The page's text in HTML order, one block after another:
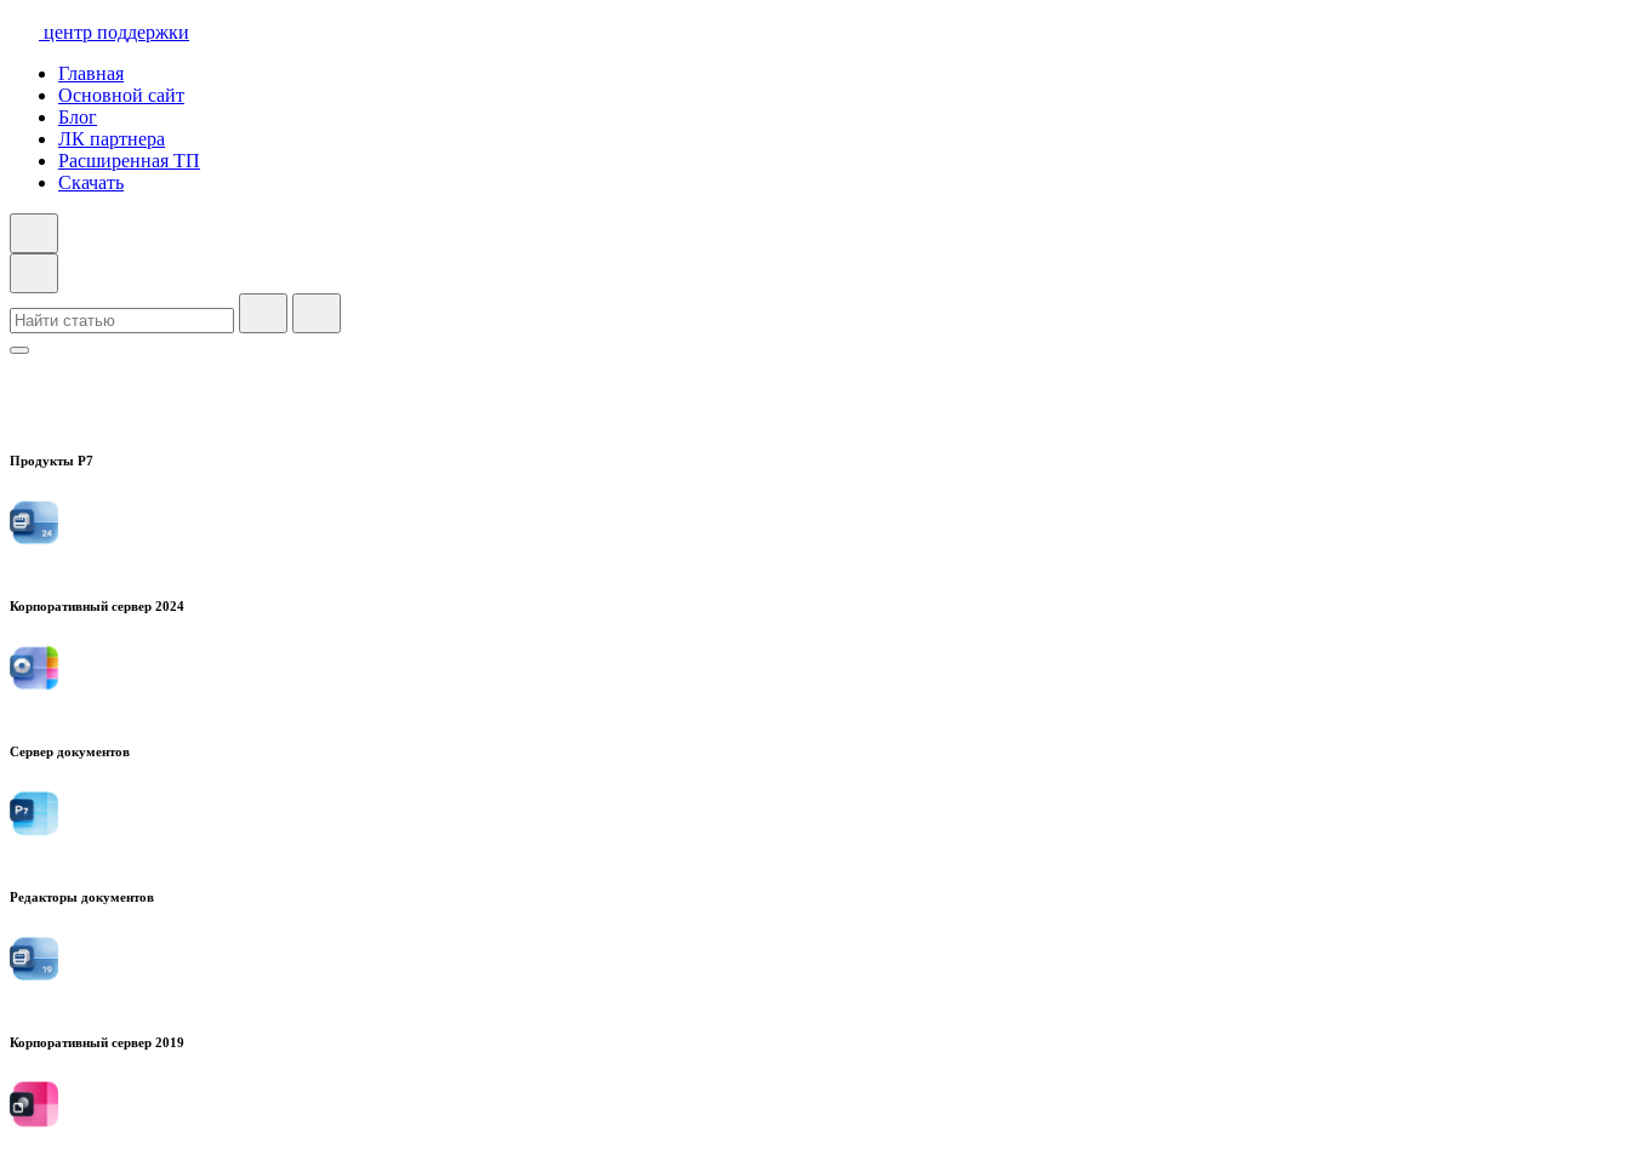
центр поддержки
Главная
Основной сайт
Блог
ЛК партнера
Расширенная ТП
Скачать
Продукты Р7
Корпоративный сервер 2024
Сервер документов
Редакторы документов
Корпоративный сервер 2019